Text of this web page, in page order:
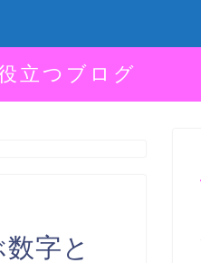
立つブログ
字と